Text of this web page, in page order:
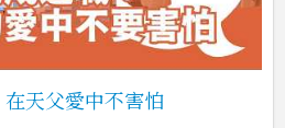
天父愛中不害怕